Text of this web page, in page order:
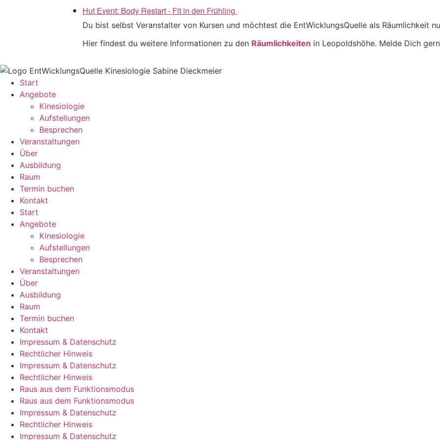
Hut Event: Body Restart - Fit in den Frühling
Du bist selbst Veranstalter von Kursen und möchtest die EntWicklungsQuelle als Räumlichkeit
Hier findest du weitere Informationen zu den Räumlichkeiten in Leopoldshöhe. Melde Dich
Start
Angebote
Kinesiologie
Aufstellungen
Besprechen
Veranstaltungen
Über
Ausbildung
Raum
Termin buchen
Kontakt
Start
Angebote
Kinesiologie
Aufstellungen
Besprechen
Veranstaltungen
Über
Ausbildung
Raum
Termin buchen
Kontakt
Impressum & Datenschutz
Rechtlicher Hinweis
Impressum & Datenschutz
Rechtlicher Hinweis
Raus aus dem Funktionsmodus
Raus aus dem Funktionsmodus
Impressum & Datenschutz
Rechtlicher Hinweis
Impressum & Datenschutz